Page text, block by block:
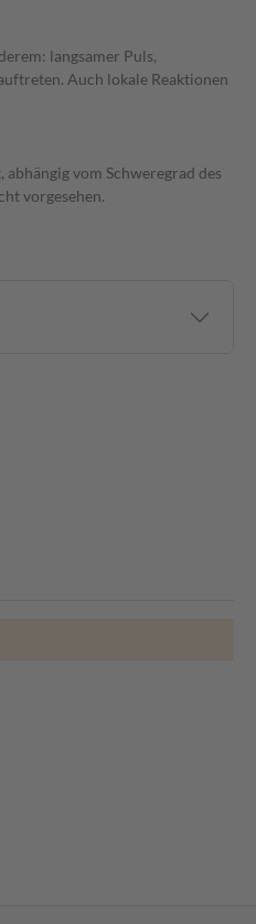
langsamer Puls,
Auch lokale Reaktionen
vom Schweregrad des
vorgesehen.